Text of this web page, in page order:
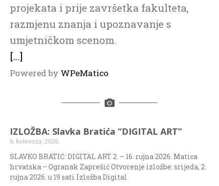
projekata i prije završetka fakulteta,
razmjenu znanja i upoznavanje s
umjetničkom scenom.
[…]
Powered by WPeMatico
IZLOŽBA: Slavka Bratića “DIGITAL ART”
6. kolovoza, 2026.
SLAVKO BRATIĆ: DIGITAL ART 2. – 16. rujna 2026. Matica
hrvatska – Ogranak Zaprešić Otvorenje izložbe: srijeda, 2.
rujna 2026. u 19 sati Izložba Digital